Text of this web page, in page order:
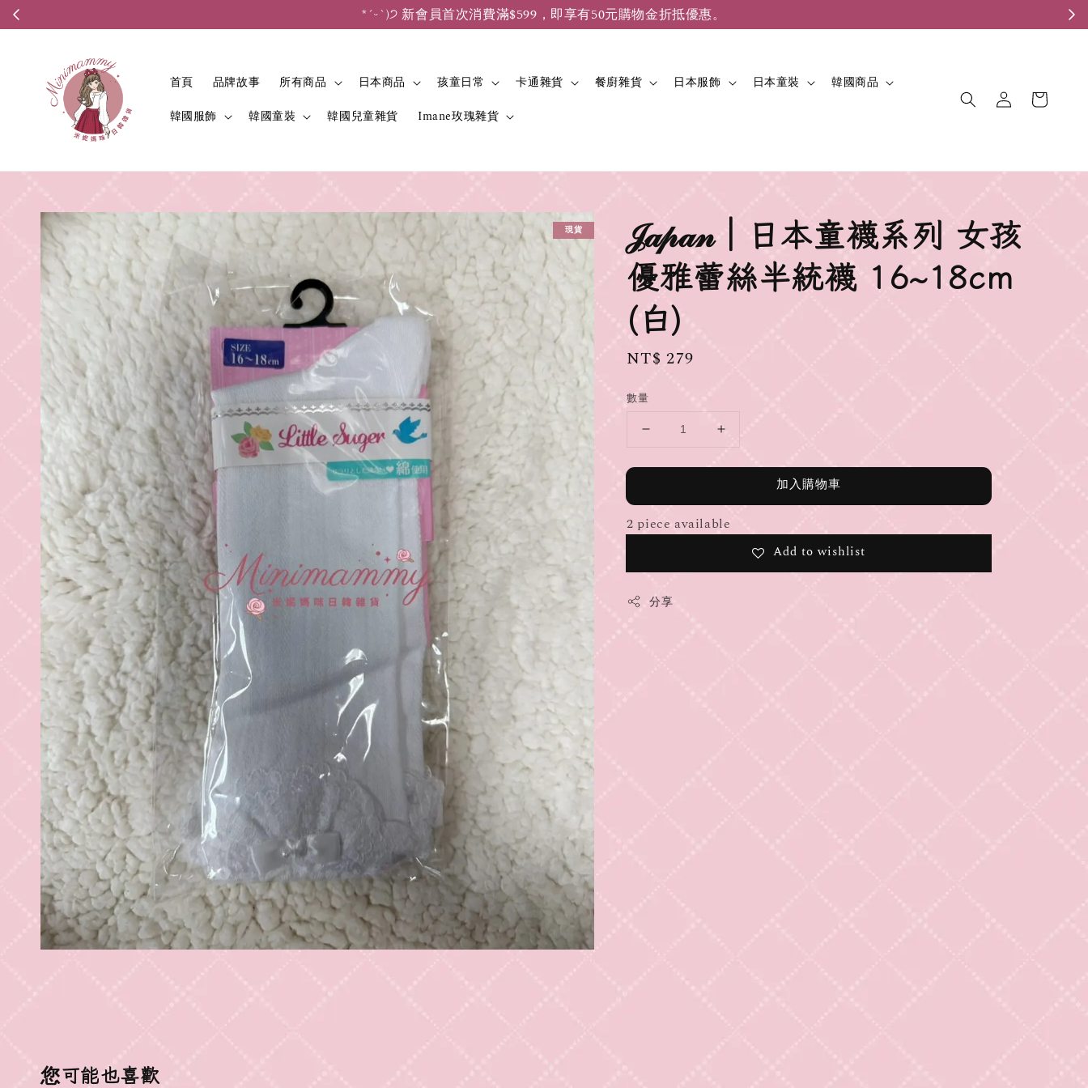
*ˊᵕˋ)੭ 新會員首次消費滿$599，即享有50元購物金折抵優惠。
首頁 品牌故事 所有商品 日本商品 孩童日常 卡通雜貨 餐廚雜貨 日本服飾 日本童裝
韓國商品
韓國服飾
韓國童裝 韓國兒童雜貨 Imane玫瑰雜貨
現貨
𝒥𝒶𝓅𝒶𝓃｜日本童襪系列 女孩
優雅蕾絲半統襪 16~18cm
(白)
Regular
NT$ 279
數量
加入購物車
2 piece available
Add to wishlist
分享
您可能也喜歡